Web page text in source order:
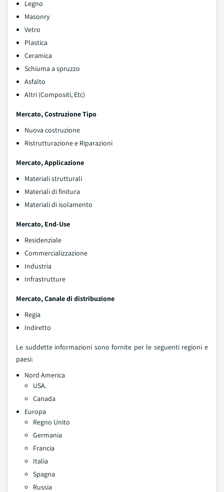
Legno
Masonry
Vetro
Plastica
Ceramica
Schiuma a spruzzo
Asfalto
Altri (Compositi, Etc)
Mercato, Costruzione Tipo
Nuova costruzione
Ristrutturazione e Riparazioni
Mercato, Applicazione
Materiali strutturali
Materiali di finitura
Materiali di isolamento
Mercato, End-Use
Residenziale
Commercializzazione
Industria
Infrastrutture
Mercato, Canale di distribuzione
Regia
Indiretto
Le suddette informazioni sono fornite per le seguenti regioni e
paesi:
Nord America
USA.
Canada
Europa
Regno Unito
Germania
Francia
Italia
Spagna
Russia